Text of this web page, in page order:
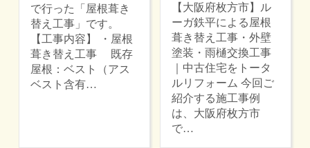
で行った「屋根葺き
替え工事」です。
【工事内容】 ・屋根
葺き替え工事 既存
屋根：ベスト（アス
ベスト含有…
【大阪府枚方市】ル
ーガ鉄平による屋根
葺き替え工事・外壁
塗装・雨樋交換工事
｜中古住宅をトータ
ルリフォーム 今回ご
紹介する施工事例
は、大阪府枚方市
で…